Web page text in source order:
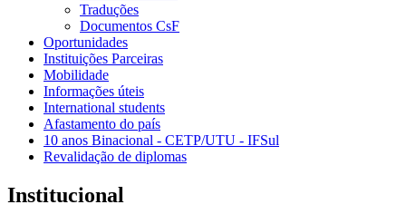
Traduções
Documentos CsF
Oportunidades
Instituições Parceiras
Mobilidade
Informações úteis
International students
Afastamento do país
10 anos Binacional - CETP/UTU - IFSul
Revalidação de diplomas
Institucional